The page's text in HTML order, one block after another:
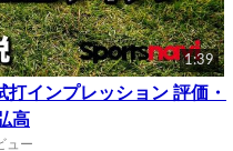
1:39
インプレッション 評価・
高
ュー